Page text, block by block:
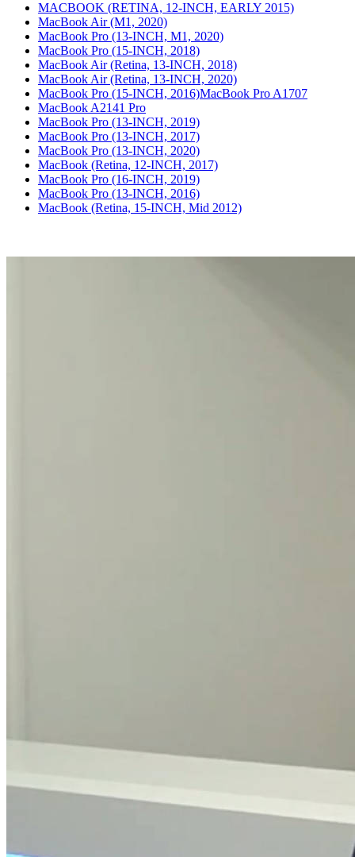
MACBOOK (RETINA, 12-INCH, EARLY 2015)
MacBook Air (M1, 2020)
MacBook Pro (13-INCH, M1, 2020)
MacBook Pro (15-INCH, 2018)
MacBook Air (Retina, 13-INCH, 2018)
MacBook Air (Retina, 13-INCH, 2020)
MacBook Pro (15-INCH, 2016)MacBook Pro A1707
MacBook A2141 Pro
MacBook Pro (13-INCH, 2019)
MacBook Pro (13-INCH, 2017)
MacBook Pro (13-INCH, 2020)
MacBook (Retina, 12-INCH, 2017)
MacBook Pro (16-INCH, 2019)
MacBook Pro (13-INCH, 2016)
MacBook (Retina, 15-INCH, Mid 2012)